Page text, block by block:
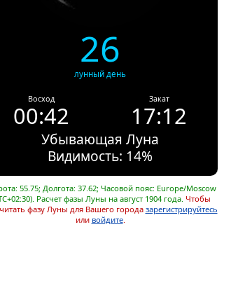
26
лунный день
Восход
00:42
Закат
17:12
Убывающая Луна
Видимость: 14%
55.75; Долгота: 37.62; Часовой пояс: Europe/Moscow
Расчет фазы Луны на август 1904 года. Чтобы
фазу Луны для Вашего города зарегистрируйтесь
или войдите.